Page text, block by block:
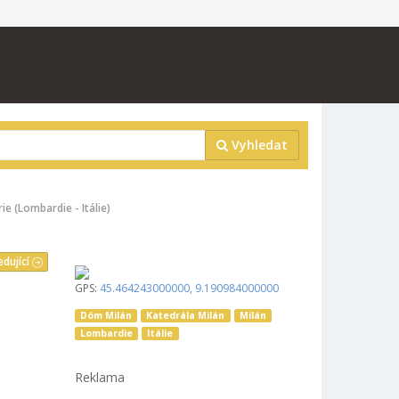
Vyhledat
(Lombardie - Itálie)
GPS: 45.464243000000, 9.190984000000
Dóm Milán Katedrála Milán
Milán
Lombardie
Itálie
Reklama